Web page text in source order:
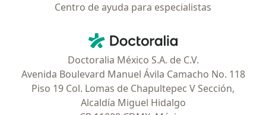
Centro de ayuda para especialistas
Doctoralia - Página de inicio
Doctoralia México S.A. de C.V.
Avenida Boulevard Manuel Ávila Camacho No. 118
Piso 19 Col. Lomas de Chapultepec V Sección,
Alcaldía Miguel Hidalgo